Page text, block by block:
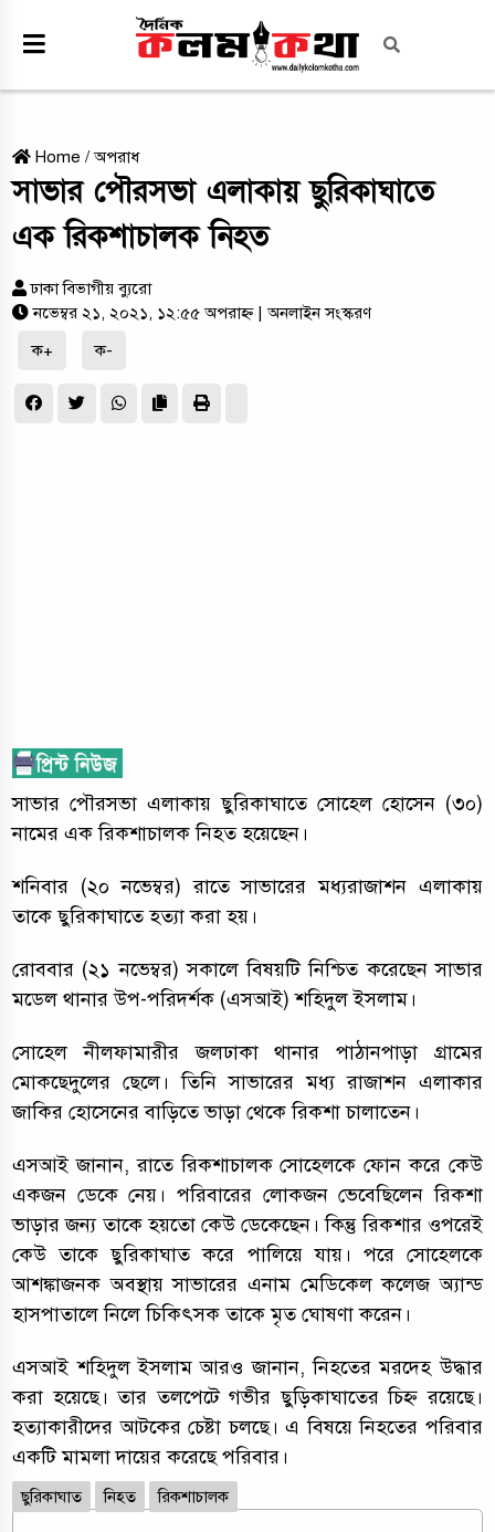
Home /অপরাধ
সাভার পৌরসভা এলাকায় ছুরিকাঘাতে
এক রিকশাচালক নিহত
ঢাকা বিভাগীয় ব্যুরো
নভেম্বর ২১, ২০২১, ১২:৫৫ অপরাহ্ন
| অনলাইন সংস্করণ
ক+
ক-
সাভার পৌরসভা এলাকায় ছুরিকাঘাতে সোহেল হোসেন (৩০)
নামের এক রিকশাচালক নিহত হয়েছেন।
শনিবার (২০ নভেম্বর) রাতে সাভারের মধ্যরাজাশন এলাকায়
তাকে ছুরিকাঘাতে হত্যা করা হয়।
রোববার (২১ নভেম্বর) সকালে বিষয়টি নিশ্চিত করেছেন সাভার
মডেল থানার উপ-পরিদর্শক (এসআই) শহিদুল ইসলাম।
সোহেল নীলফামারীর জলঢাকা থানার পাঠানপাড়া গ্রামের
মোকছেদুলের ছেলে। তিনি সাভারের মধ্য রাজাশন এলাকার
জাকির হোসেনের বাড়িতে ভাড়া থেকে রিকশা চালাতেন।
এসআই জানান, রাতে রিকশাচালক সোহেলকে ফোন করে কেউ
একজন ডেকে নেয়। পরিবারের লোকজন ভেবেছিলেন রিকশা
ভাড়ার জন্য তাকে হয়তো কেউ ডেকেছেন। কিন্তু রিকশার ওপরেই
কেউ তাকে ছুরিকাঘাত করে পালিয়ে যায়। পরে সোহেলকে
আশঙ্কাজনক অবস্থায় সাভারের এনাম মেডিকেল কলেজ অ্যান্ড
হাসপাতালে নিলে চিকিৎসক তাকে মৃত ঘোষণা করেন।
এসআই শহিদুল ইসলাম আরও জানান, নিহতের মরদেহ উদ্ধার
করা হয়েছে। তার তলপেটে গভীর ছুড়িকাঘাতের চিহ্ন রয়েছে।
হত্যাকারীদের আটকের চেষ্টা চলছে। এ বিষয়ে নিহতের পরিবার
একটি মামলা দায়ের করেছে পরিবার।
ছুরিকাঘাত নিহত রিকশাচালক